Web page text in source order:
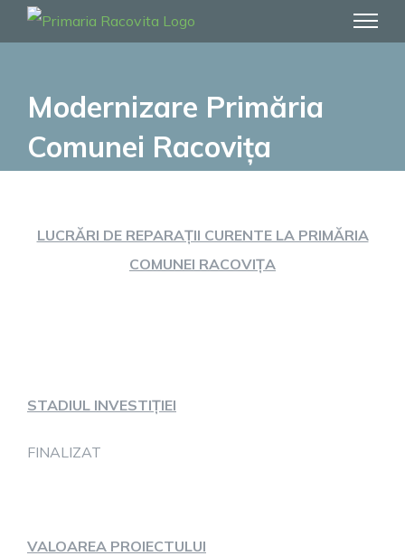
Skip
to
Modernizare Primăria
Comunei Racovița
LUCRĂRI DE REPARAȚII CURENTE LA PRIMĂRIA
COMUNEI RACOVIȚA
STADIUL INVESTIȚIEI
FINALIZAT
VALOAREA PROIECTULUI